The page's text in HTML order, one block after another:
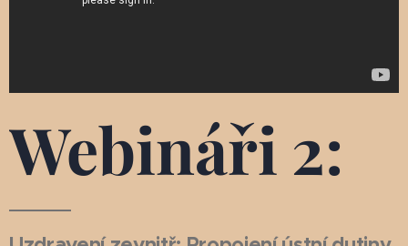
Webináři 2: